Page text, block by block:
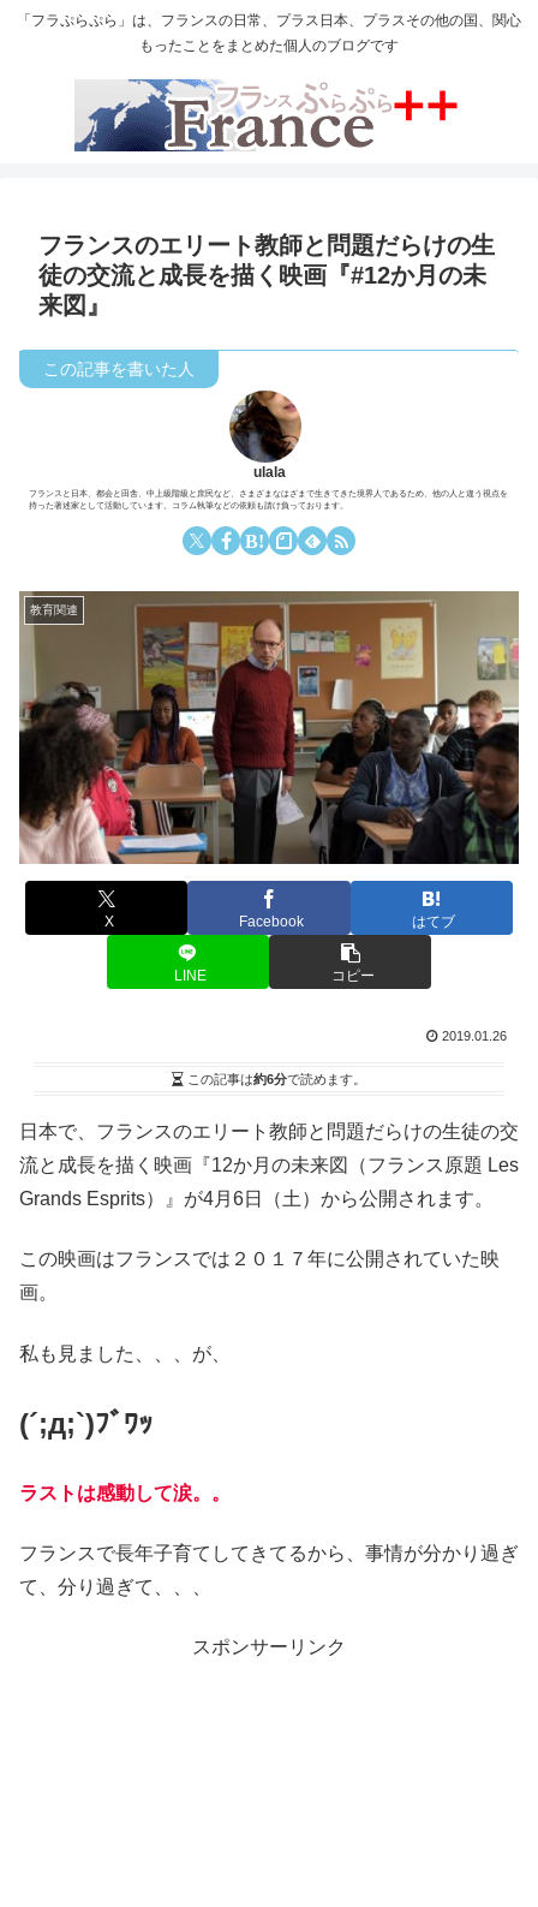
「フラぷらぷら」は、フランスの日常、プラス日本、プラスその他の国、関心
もったことをまとめた個人のブログです
フランスのエリート教師と問題だらけの生
徒の交流と成長を描く映画『#12か月の未
来図』
ulala
フランスと日本、都会と田舎、中上級階級と庶民など、さまざまなはざまで生きてきた境界人であるため、他の人と違う視点を
持った著述家として活動しています。コラム執筆などの依頼も請け負っております。
教育関連
X Facebook はてブ
LINE コピー
2019.01.26
この記事は約6分で読めます。
日本で、フランスのエリート教師と問題だらけの生徒の交
流と成長を描く映画『12か月の未来図（フランス原題 Les
Grands Esprits）』が4月6日（土）から公開されます。
この映画はフランスでは２０１７年に公開されていた映
画。
私も見ました、、、が、
(´;д;`)ﾌﾞﾜｯ
ラストは感動して涙。。
フランスで長年子育てしてきてるから、事情が分かり過ぎ
て、分り過ぎて、、、
スポンサーリンク